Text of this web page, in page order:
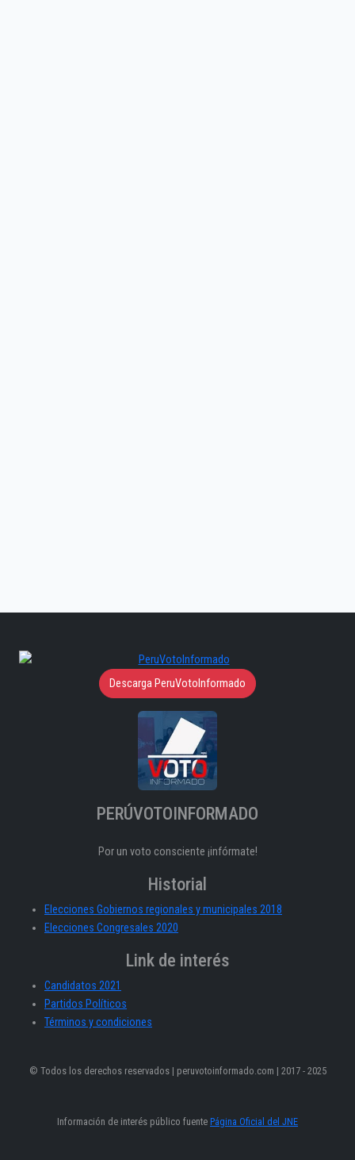
Descarga PeruVotoInformado
PERÚVOTOINFORMADO
Por un voto consciente ¡infórmate!
Historial
Elecciones Gobiernos regionales y municipales 2018
Elecciones Congresales 2020
Link de interés
Candidatos 2021
Partidos Políticos
Términos y condiciones
© Todos los derechos reservados | peruvotoinformado.com | 2017 - 2025
Información de interés público fuente Página Oficial del JNE